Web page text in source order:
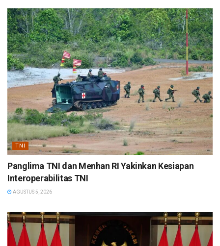
TNI
Panglima TNI dan Menhan RI Yakinkan Kesiapan
Interoperabilitas TNI
AGUSTUS 5, 2026